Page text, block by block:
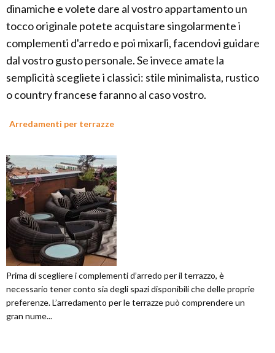
dinamiche e volete dare al vostro appartamento un
tocco originale potete acquistare singolarmente i
complementi d'arredo e poi mixarli, facendovi guidare
dal vostro gusto personale. Se invece amate la
semplicità scegliete i classici: stile minimalista, rustico
o country francese faranno al caso vostro.
Arredamenti per terrazze
Prima di scegliere i complementi d’arredo per il terrazzo, è
necessario tener conto sia degli spazi disponibili che delle proprie
preferenze. L’arredamento per le terrazze può comprendere un
gran nume...